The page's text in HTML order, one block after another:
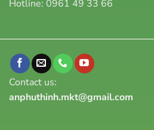
Hotline: 0961 49 33 66
Contact us:
anphuthinh.mkt@gmail.com